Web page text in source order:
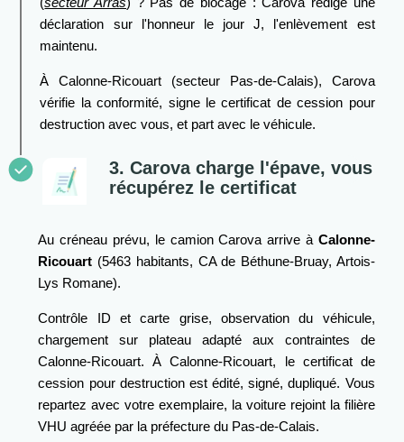
déclaration sur l'honneur le jour J, l'enlèvement est
maintenu.
À Calonne-Ricouart (secteur Pas-de-Calais), Carova
vérifie la conformité, signe le certificat de cession pour
destruction avec vous, et part avec le véhicule.
3. Carova charge l'épave, vous
récupérez le certificat
Au créneau prévu, le camion Carova arrive à Calonne-
Ricouart (5463 habitants, CA de Béthune-Bruay, Artois-
Lys Romane).
Contrôle ID et carte grise, observation du véhicule,
chargement sur plateau adapté aux contraintes de
Calonne-Ricouart. À Calonne-Ricouart, le certificat de
cession pour destruction est édité, signé, dupliqué. Vous
repartez avec votre exemplaire, la voiture rejoint la filière
VHU agréée par la préfecture du Pas-de-Calais.